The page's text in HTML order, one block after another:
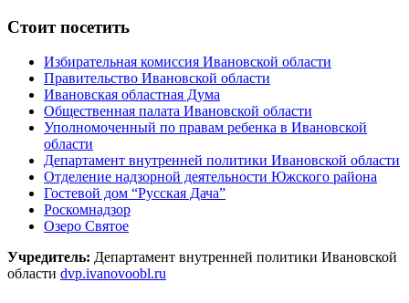
Стоит посетить
Избирательная комиссия Ивановской области
Правительство Ивановской области
Ивановская областная Дума
Общественная палата Ивановской области
Уполномоченный по правам ребенка в Ивановской
области
Департамент внутренней политики Ивановской области
Отделение надзорной деятельности Южского района
Гостевой дом “Русская Дача”
Роскомнадзор
Озеро Святое
Учредитель: Департамент внутренней политики Ивановской
области dvp.ivanovoobl.ru